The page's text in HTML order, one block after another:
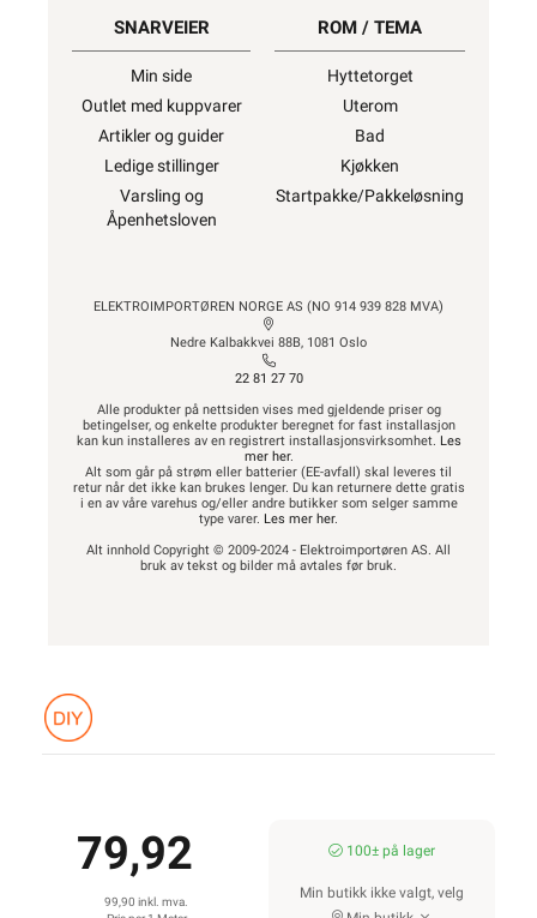
SNARVEIER
Min side
Outlet med kuppvarer
Artikler og guider
Ledige stillinger
Varsling og
Åpenhetsloven
ROM / TEMA
Hyttetorget
Uterom
Bad
Kjøkken
Startpakke/Pakkeløsning
ELEKTROIMPORTØREN NORGE AS (NO 914 939 828 MVA)
Nedre Kalbakkvei 88B, 1081 Oslo
22 81 27 70
Alle produkter på nettsiden vises med gjeldende priser og
betingelser, og enkelte produkter beregnet for fast installasjon
kan kun installeres av en registrert installasjonsvirksomhet. Les
mer her.
Alt som går på strøm eller batterier (EE-avfall) skal leveres til
retur når det ikke kan brukes lenger. Du kan returnere dette gratis
i en av våre varehus og/eller andre butikker som selger samme
type varer. Les mer her.
Alt innhold Copyright © 2009-2024 - Elektroimportøren AS. All
bruk av tekst og bilder må avtales før bruk.
79,92
99,90 inkl. mva.
100± på lager
Min butikk ikke valgt, velg